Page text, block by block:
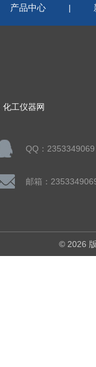
产品中心 |
化工仪器网
QQ：2353349069
邮箱：
© 2026